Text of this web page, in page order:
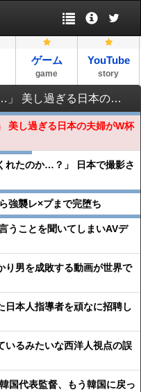
ゲーム
game
YouTube
story
海外「最近の日本人はエグイな…」 美し過ぎる日本の夫婦がW杯で世界に見つかってしまう
美し過ぎる日本の夫婦がW杯
れたのか…？」 日本で撮影さ
強襲レ×プまで完堕ち
うことを聞いてしまいAVデ
り男を成敗する動画が世界で
日本人指導者を頑なに招聘し
いるみたいな西洋人視点の誤
国代表監督、もう韓国に戻っ